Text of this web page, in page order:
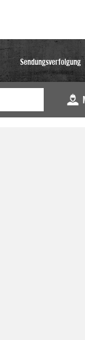
Sendungsverfolgung